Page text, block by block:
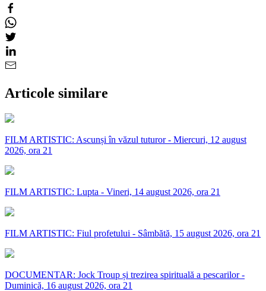
Articole similare
FILM ARTISTIC: Ascunși în văzul tuturor - Miercuri, 12 august
2026, ora 21
FILM ARTISTIC: Lupta - Vineri, 14 august 2026, ora 21
FILM ARTISTIC: Fiul profetului - Sâmbătă, 15 august 2026, ora 21
DOCUMENTAR: Jock Troup și trezirea spirituală a pescarilor -
Duminică, 16 august 2026, ora 21